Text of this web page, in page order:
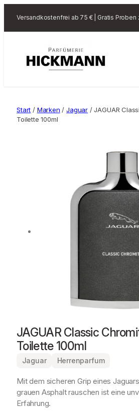
Versandkostenfrei ab 75 € | Gratis Proben
Start / Marken /Jaguar / JAGUAR
Toilette 100ml
JAGUAR Classic
Toilette 100ml
Jaguar Herrenparfum
Mit dem sicheren Grip eines
grauen Asphalt rauschen ist eine
Erfahrung.